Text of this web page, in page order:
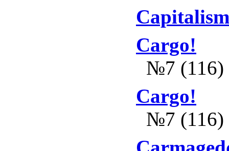
Cargo!
№7 (116)
Cargo!
№7 (116)